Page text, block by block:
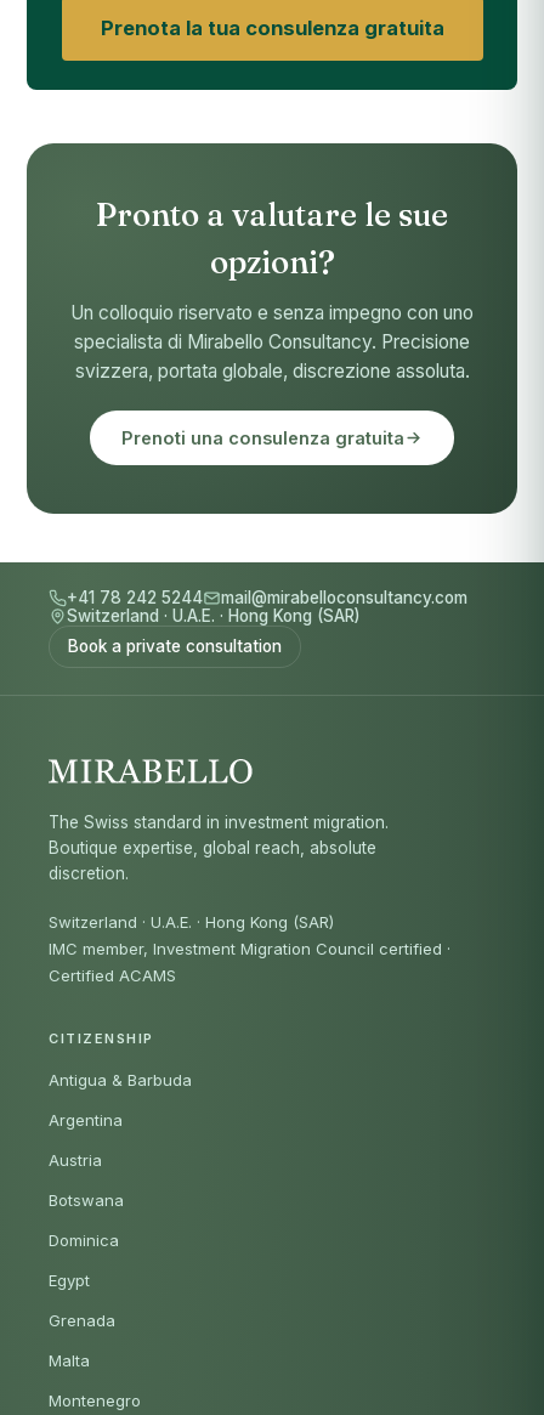
Prenota la tua consulenza gratuita
Pronto a valutare le sue
opzioni?
Un colloquio riservato e senza impegno con uno
specialista di Mirabello Consultancy. Precisione
svizzera, portata globale, discrezione assoluta.
Prenoti una consulenza gratuita
+41 78 242 5244
mail@mirabelloconsultancy.com
Switzerland · U.A.E. · Hong Kong (SAR)
Book a private consultation
The Swiss standard in investment migration.
Boutique expertise, global reach, absolute
discretion.
Switzerland · U.A.E. · Hong Kong (SAR)
IMC member, Investment Migration Council certified ·
Certified ACAMS
CITIZENSHIP
Antigua & Barbuda
Argentina
Austria
Botswana
Dominica
Egypt
Grenada
Malta
Montenegro